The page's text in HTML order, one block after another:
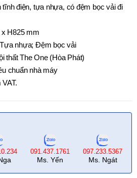
điện, tựa nhựa, có đệm bọc vải đi
H825 mm
nhựa; Đệm bọc vải
thất The One (Hòa Phát)
chuẩn nhà máy
091.437.1761
Ms. Yến
097.233.5367
Ms. Ngát